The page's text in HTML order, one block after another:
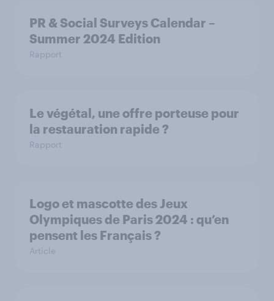
PR & Social Surveys Calendar –
Summer 2024 Edition
Rapport
Le végétal, une offre porteuse pour
la restauration rapide ?
Rapport
Logo et mascotte des Jeux
Olympiques de Paris 2024 : qu’en
pensent les Français ?
Article